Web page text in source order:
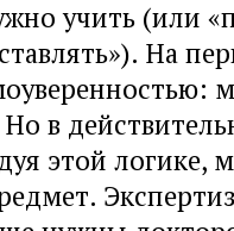
учить (или
На
в
этой логике,